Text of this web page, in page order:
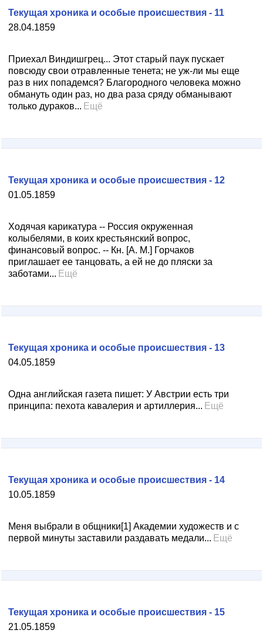
28.04.1859
Текущая хроника и особые происшествия - 11
Приехал Виндишгрец... Этот старый паук пускает
повсюду свои отравленные тенета; не уж-ли мы еще
раз в них попадемся? Благородного человека можно
обмануть один раз, но два раза сряду обманывают
только дураков... Ещё
01.05.1859
Текущая хроника и особые происшествия - 12
Ходячая карикатура -- Россия окруженная
колыбелями, в коих крестьянский вопрос,
финансовый вопрос. -- Кн. [А. М.] Горчаков
приглашает ее танцовать, а ей не до пляски за
заботами... Ещё
04.05.1859
Текущая хроника и особые происшествия - 13
Одна английская газета пишет: У Австрии есть три
принципа: пехота кавалерия и артиллерия... Ещё
10.05.1859
Текущая хроника и особые происшествия - 14
Меня выбрали в общники[1] Академии художеств и с
первой минуты заставили раздавать медали... Ещё
21.05.1859
Текущая хроника и особые происшествия - 15